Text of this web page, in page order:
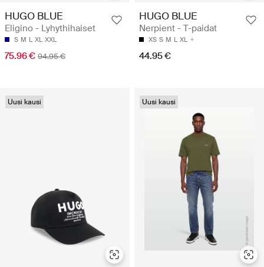
HUGO BLUE
Eligino - Lyhythihaiset
S M L XL XXL
75.96 € 94.95 €
HUGO BLUE
Nerpient - T-paidat
XS S M L XL
44.95 €
Uusi kausi Uusi kausi